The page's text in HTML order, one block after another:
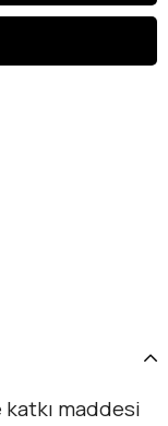
katkı maddesi